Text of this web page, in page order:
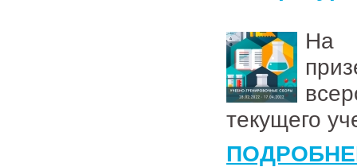
На
текущего